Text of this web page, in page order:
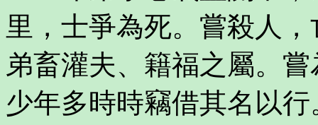
里，士爭為死。嘗殺人
弟畜灌夫、籍福之屬。
少年多時時竊借其名以